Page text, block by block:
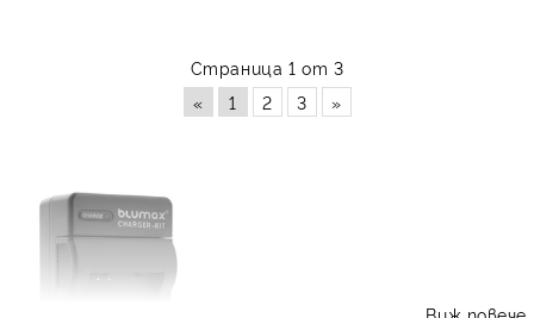
Страница 1 от 3
«
1 2 3 »